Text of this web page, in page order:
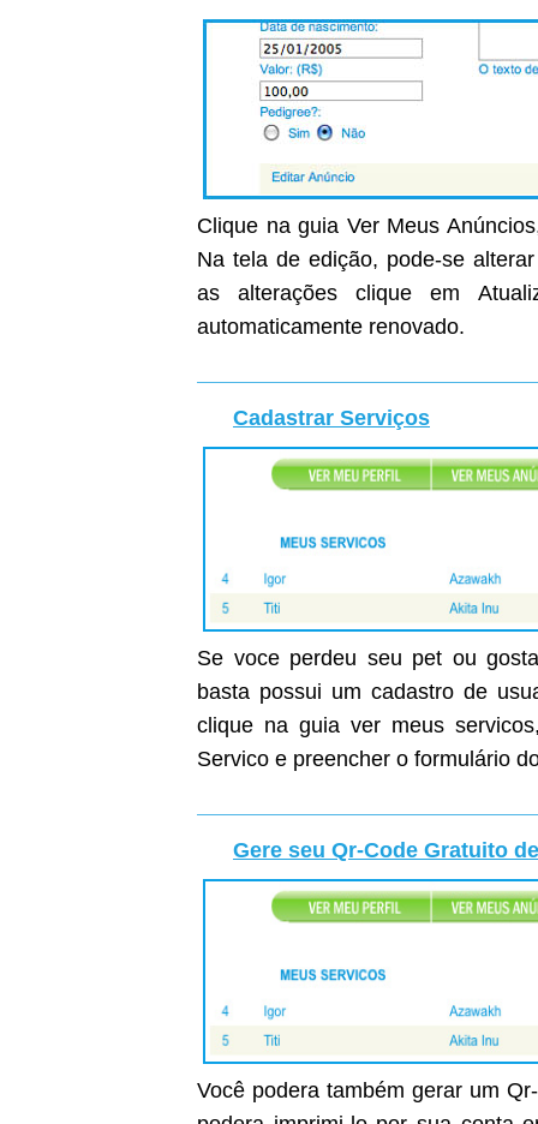
Clique na guia Ver Meus
Na tela de edição, pode-se
as alterações clique em
automaticamente renovado.
Cadastrar Serviços
Se voce perdeu seu pet ou
basta possui um cadastro de
clique na guia ver meus
Servico e preencher o formulário
Gere seu Qr-Code Gratuito
Você podera também gerar um